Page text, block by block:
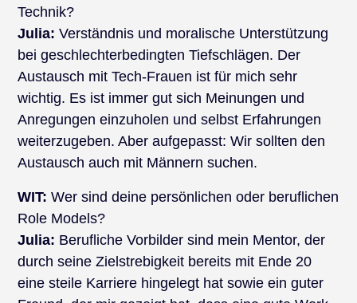
Technik?
Julia: Verständnis und moralische Unterstützung
bei geschlechterbedingten Tiefschlägen. Der
Austausch mit Tech-Frauen ist für mich sehr
wichtig. Es ist immer gut sich Meinungen und
Anregungen einzuholen und selbst Erfahrungen
weiterzugeben. Aber aufgepasst: Wir sollten den
Austausch auch mit Männern suchen.
WIT: Wer sind deine persönlichen oder beruflichen
Role Models?
Julia: Berufliche Vorbilder sind mein Mentor, der
durch seine Zielstrebigkeit bereits mit Ende 20
eine steile Karriere hingelegt hat sowie ein guter